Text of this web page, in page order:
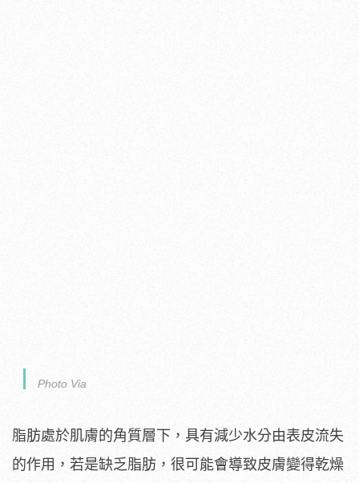
Photo Via
脂肪處於肌膚的角質層下，具有減少水分由表皮流失
的作用，若是缺乏脂肪，很可能會導致皮膚變得乾燥